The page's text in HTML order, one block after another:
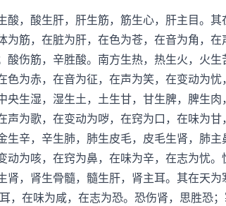
酸生肝，肝生筋，筋生心，肝主目。其
筋，在脏为肝，在色为苍，在音为角，
伤筋，辛胜酸。南方生热，热生火，火
为赤，在音为征，在声为笑，在变动为
生湿，湿生土，土生甘，甘生脾，脾生
为歌，在变动为哕，在窍为口，在味为
辛，辛生肺，肺生皮毛，皮毛生肾，肺主
为咳，在窍为鼻，在味为辛，在志为忧。
，肾生骨髓，髓生肝，肾主耳。其在天
，在味为咸，在志为恐。恐伤肾，思胜恐